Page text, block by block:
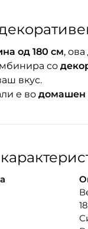
од 180 см,
со
вкус.
е во домашен